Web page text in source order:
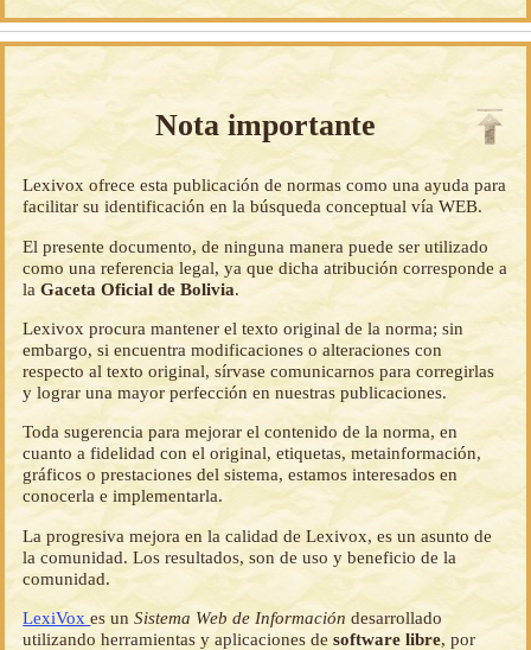
Nota importante
Lexivox ofrece esta publicación de normas como una ayuda para
facilitar su identificación en la búsqueda conceptual vía WEB.
El presente documento, de ninguna manera puede ser utilizado
como una referencia legal, ya que dicha atribución corresponde a
laGaceta Oficial de Bolivia.
Lexivox procura mantener el texto original de la norma; sin
embargo, si encuentra modificaciones o alteraciones con
respecto al texto original, sírvase comunicarnos para corregirlas
y lograr una mayor perfección en nuestras publicaciones.
Toda sugerencia para mejorar el contenido de la norma, en
cuanto a fidelidad con el original, etiquetas, metainformación,
gráficos o prestaciones del sistema, estamos interesados en
conocerla e implementarla.
La progresiva mejora en la calidad de Lexivox, es un asunto de
la comunidad. Los resultados, son de uso y beneficio de la
comunidad.
LexiVoxes unSistema Web de Información desarrollado
utilizando herramientas y aplicaciones desoftware libre, por